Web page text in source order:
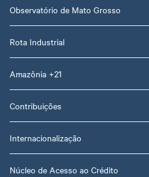
Observatório de Mato Grosso
Rota Industrial
Amazônia +21
Contribuições
Internacionalização
Núcleo de Acesso ao Crédito